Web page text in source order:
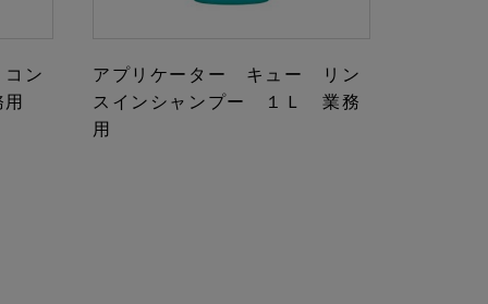
ン
アプリケーター キュー リン
スインシャンプー １Ｌ 業務
用